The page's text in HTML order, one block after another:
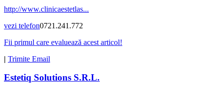
http://www.clinicaestetlas...
vezi telefon0721.241.772
Fii primul care evaluează acest articol!
| Trimite Email
Estetiq Solutions S.R.L.